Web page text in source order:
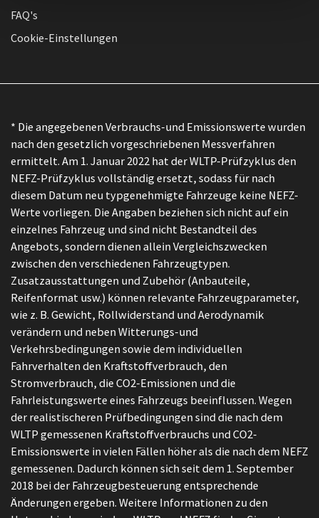
FAQ's
Cookie-Einstellungen
* Die angegebenen Verbrauchs-und Emissionswerte wurden
nach den gesetzlich vorgeschriebenen Messverfahren
ermittelt. Am 1. Januar 2022 hat der WLTP-Prüfzyklus den
NEFZ-Prüfzyklus vollständig ersetzt, sodass für nach
diesem Datum neu typgenehmigte Fahrzeuge keine NEFZ-
Werte vorliegen. Die Angaben beziehen sich nicht auf ein
einzelnes Fahrzeug und sind nicht Bestandteil des
Angebots, sondern dienen allein Vergleichszwecken
zwischen den verschiedenen Fahrzeugtypen.
Zusatzausstattungen und Zubehör (Anbauteile,
Reifenformat usw.) können relevante Fahrzeugparameter,
wie z. B. Gewicht, Rollwiderstand und Aerodynamik
verändern und neben Witterungs-und
Verkehrsbedingungen sowie dem individuellen
Fahrverhalten den Kraftstoffverbrauch, den
Stromverbrauch, die CO2-Emissionen und die
Fahrleistungswerte eines Fahrzeugs beeinflussen. Wegen
der realistischeren Prüfbedingungen sind die nach dem
WLTP gemessenen Kraftstoffverbrauchs und CO2-
Emissionswerte in vielen Fällen höher als die nach dem NEFZ
gemessenen. Dadurch können sich seit dem 1. September
2018 bei der Fahrzeugbesteuerung entsprechende
Änderungen ergeben. Weitere Informationen zu den